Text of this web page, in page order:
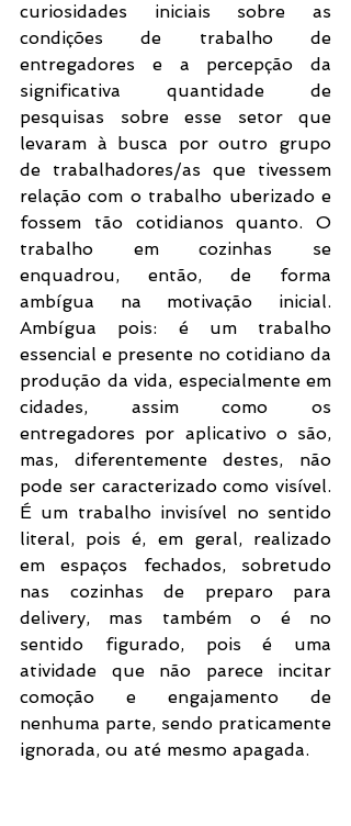
curiosidades iniciais sobre as
condições de trabalho de
entregadores e a percepção da
significativa quantidade de
pesquisas sobre esse setor que
levaram à busca por outro grupo
de trabalhadores/as que tivessem
relação com o trabalho uberizado e
fossem tão cotidianos quanto. O
trabalho em cozinhas se
enquadrou, então, de forma
ambígua na motivação inicial.
Ambígua pois: é um trabalho
essencial e presente no cotidiano da
produção da vida, especialmente em
cidades, assim como os
entregadores por aplicativo o são,
mas, diferentemente destes, não
pode ser caracterizado como visível.
É um trabalho invisível no sentido
literal, pois é, em geral, realizado
em espaços fechados, sobretudo
nas cozinhas de preparo para
delivery, mas também o é no
sentido figurado, pois é uma
atividade que não parece incitar
comoção e engajamento de
nenhuma parte, sendo praticamente
ignorada, ou até mesmo apagada.